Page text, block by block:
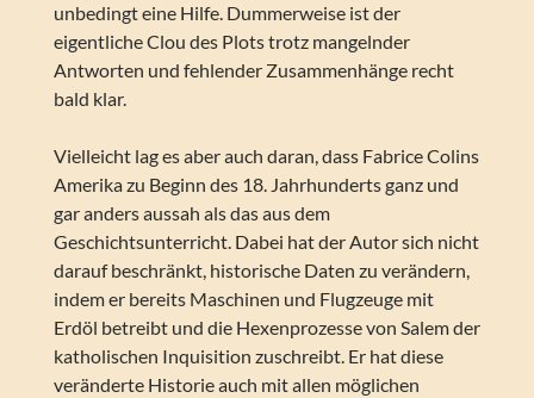
unbedingt eine Hilfe. Dummerweise ist der
eigentliche Clou des Plots trotz mangelnder
Antworten und fehlender Zusammenhänge recht
bald klar.
Vielleicht lag es aber auch daran, dass Fabrice Colins
Amerika zu Beginn des 18. Jahrhunderts ganz und
gar anders aussah als das aus dem
Geschichtsunterricht. Dabei hat der Autor sich nicht
darauf beschränkt, historische Daten zu verändern,
indem er bereits Maschinen und Flugzeuge mit
Erdöl betreibt und die Hexenprozesse von Salem der
katholischen Inquisition zuschreibt. Er hat diese
veränderte Historie auch mit allen möglichen